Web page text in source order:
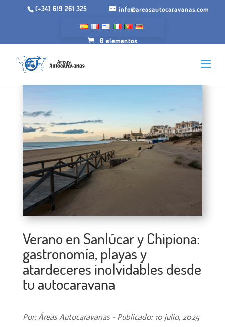
(+34) 619 261 325 info@areasautocaravanas.com
0 elementos
Verano en Sanlúcar y Chipiona:
gastronomía, playas y
atardeceres inolvidables desde
tu autocaravana
Por: Áreas Autocaravanas - Publicado: 10 julio, 2025